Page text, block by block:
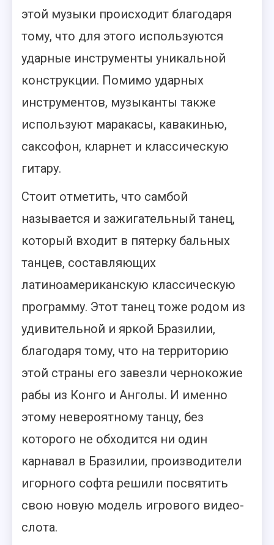
этой музыки происходит благодаря
тому, что для этого используются
ударные инструменты уникальной
конструкции. Помимо ударных
инструментов, музыканты также
используют маракасы, кавакинью,
саксофон, кларнет и классическую
гитару.
Стоит отметить, что самбой
называется и зажигательный танец,
который входит в пятерку бальных
танцев, составляющих
латиноамериканскую классическую
программу. Этот танец тоже родом из
удивительной и яркой Бразилии,
благодаря тому, что на территорию
этой страны его завезли чернокожие
рабы из Конго и Анголы. И именно
этому невероятному танцу, без
которого не обходится ни один
карнавал в Бразилии, производители
игорного софта решили посвятить
свою новую модель игрового видео-
слота.